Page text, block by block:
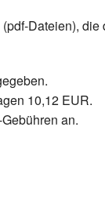
Dateien),
10,12 EUR.
an.